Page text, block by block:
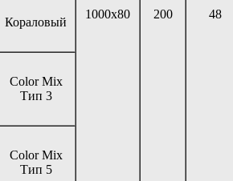
1000х80 200 48
Кораловый
Color Mix
Тип 3
Color Mix
Тип 5